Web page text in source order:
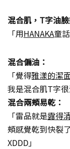
混合肌，T字油臉
「用HANAKA童
混合偏油：
「覺得雅漾的潔
我是混合肌T字很
混合兩頰易乾：
「雷品就是露得
頰感覺乾到快裂
XDDD」